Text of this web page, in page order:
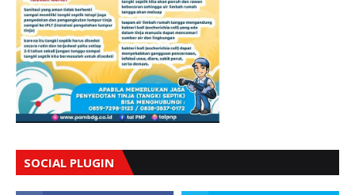
SOCIAL PLUGIN